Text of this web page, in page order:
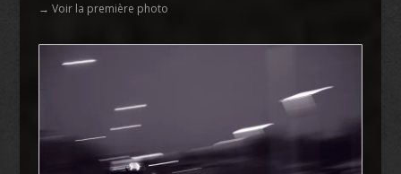
→ Voir la première photo